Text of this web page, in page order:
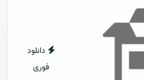
دانلود
فوری